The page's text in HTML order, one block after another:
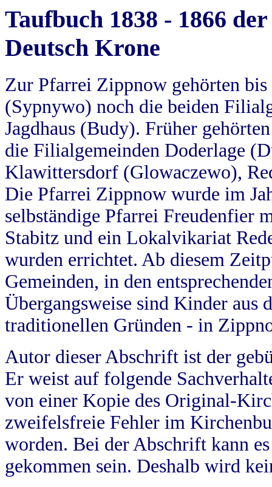
Taufbuch 1838 - 1866
Deutsch Krone
Zur Pfarrei Zippnow gehörten
(Sypnywo) noch die beiden
Jagdhaus (Budy). Früher
die Filialgemeinden Doderlage
Klawittersdorf (Glowaczewo),
Die Pfarrei Zippnow wurde im
selbständige Pfarrei Freudenfier
Stabitz und ein Lokalvikariat
wurden errichtet. Ab diesem
Gemeinden, in den
Übergangsweise sind Kinder aus
traditionellen Gründen - in
Autor dieser Abschrift ist der
Er weist auf folgende
von einer Kopie des Original-
zweifelsfreie Fehler im
worden. Bei der Abschrift kann
gekommen sein. Deshalb wird